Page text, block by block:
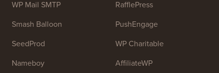
WP Mail SMTP
Smash Balloon
SeedProd
Nameboy
RafflePress
PushEngage
WP Charitable
AffiliateWP